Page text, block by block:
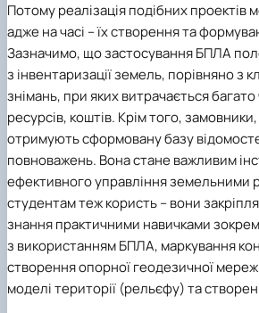
Потому реалізація подібних проектів
адже на часі – їх створення та
Зазначимо, що застосування БПЛА
з інвентаризації земель, порівняно з
знімань, при яких витрачається
ресурсів, коштів. Крім того,
отримують сформовану базу
повноважень. Вона стане важливим
ефективного управління земельними
студентам теж користь – вони
знання практичними навичками
з використанням БПЛА, маркування
створення опорної геодезичної
моделі території (рельєфу) та